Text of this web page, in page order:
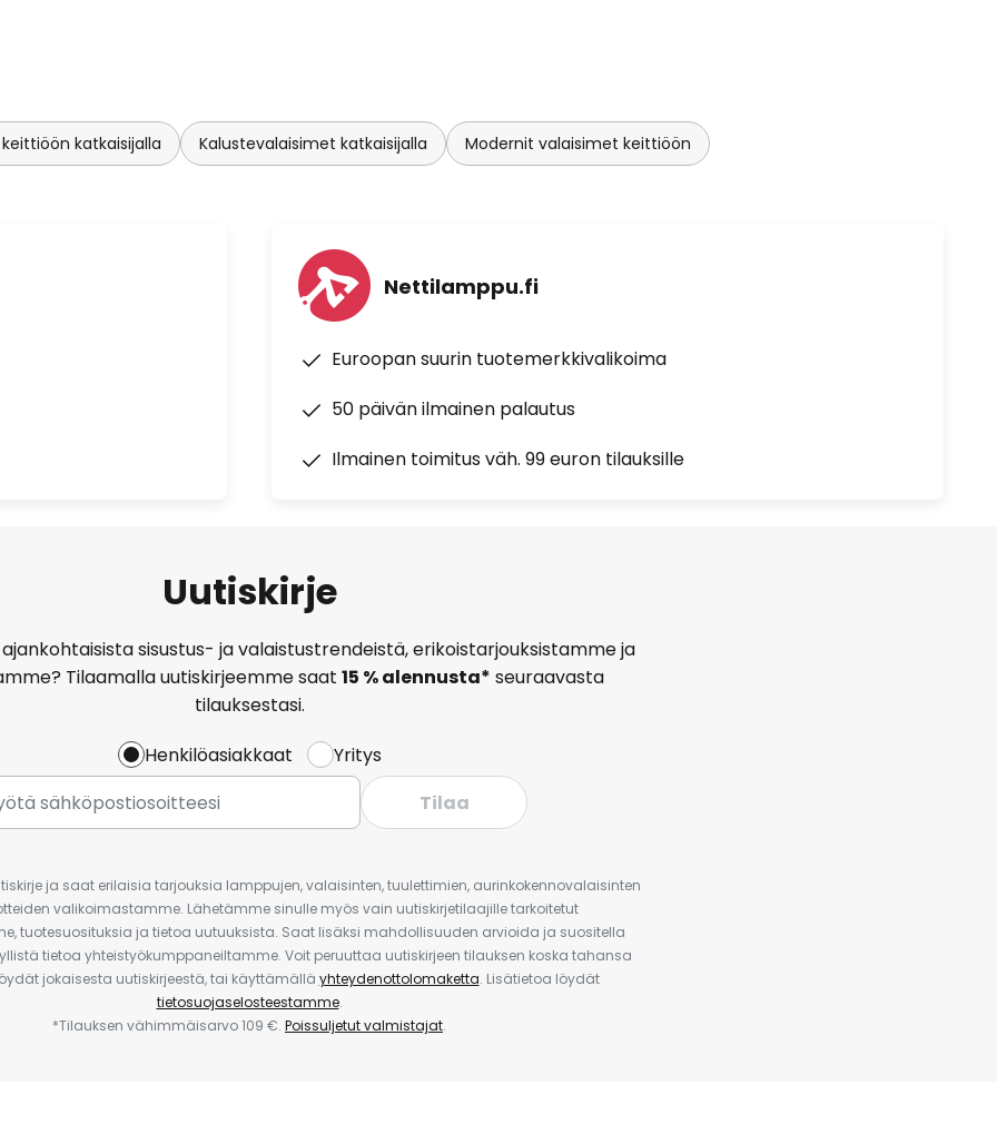
katkaisijalla Kalustevalaisimet katkaisijalla Modernit valaisimet keittiöön
Nettilamppu.fi
Euroopan suurin tuotemerkkivalikoima
50 päivän ilmainen palautus
Ilmainen toimitus väh. 99 euron tilauksille
Uutiskirje
sisustus- ja valaistustrendeistä, erikoistarjouksistamme ja
Tilaamalla uutiskirjeemme saat 15 % alennusta* seuraavasta
tilauksestasi.
Henkilöasiakkaat
Yritys
Tilaa
ja saat erilaisia tarjouksia lamppujen, valaisinten, tuulettimien, aurinkokennovalaisinten
valikoimastamme. Lähetämme sinulle myös vain uutiskirjetilaajille tarkoitetut
tuotesuosituksia ja tietoa uutuuksista. Saat lisäksi mahdollisuuden arvioida ja suositella
tietoa yhteistyökumppaneiltamme. Voit peruuttaa uutiskirjeen tilauksen koska tahansa
jokaisesta uutiskirjeestä, tai käyttämällä yhteydenottolomaketta. Lisätietoa löydät
tietosuojaselosteestamme.
*Tilauksen vähimmäisarvo 109 €. Poissuljetut valmistajat.